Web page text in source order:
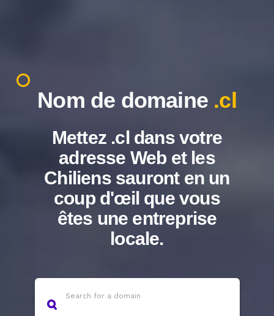
Nom de domaine .cl
Mettez .cl dans votre
adresse Web et les
Chiliens sauront en un
coup d'œil que vous
êtes une entreprise
locale.
Search for a domain